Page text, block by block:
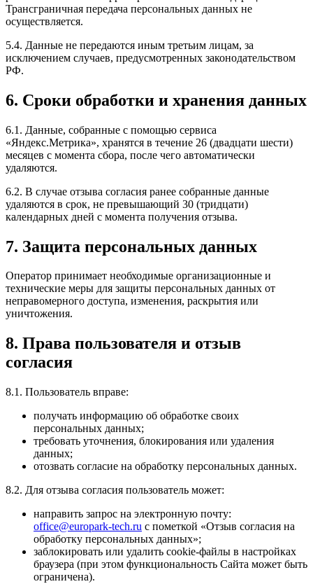
Трансграничная передача персональных данных не
осуществляется.
5.4. Данные не передаются иным третьим лицам, за
исключением случаев, предусмотренных законодательством
РФ.
6. Сроки обработки и хранения данных
6.1. Данные, собранные с помощью сервиса
«Яндекс.Метрика», хранятся в течение 26 (двадцати шести)
месяцев с момента сбора, после чего автоматически
удаляются.
6.2. В случае отзыва согласия ранее собранные данные
удаляются в срок, не превышающий 30 (тридцати)
календарных дней с момента получения отзыва.
7. Защита персональных данных
Оператор принимает необходимые организационные и
технические меры для защиты персональных данных от
неправомерного доступа, изменения, раскрытия или
уничтожения.
8. Права пользователя и отзыв
согласия
8.1. Пользователь вправе:
получать информацию об обработке своих
персональных данных;
требовать уточнения, блокирования или удаления
данных;
отозвать согласие на обработку персональных данных.
8.2. Для отзыва согласия пользователь может:
направить запрос на электронную почту:
office@europark-tech.ru с пометкой «Отзыв согласия на
обработку персональных данных»;
заблокировать или удалить cookie-файлы в настройках
браузера (при этом функциональность Сайта может быть
ограничена).